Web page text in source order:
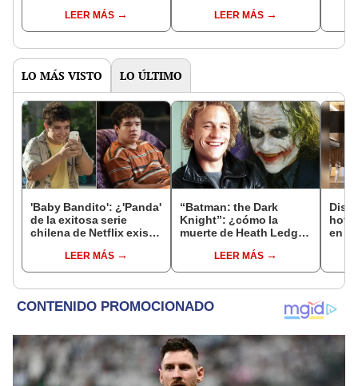
encuentran la manera
de decepcionarte”
LEER MÁS
la vida cotidiana de las
personas"
LEER MÁS
LO MÁS VISTO LO ÚLTIMO
'Baby Bandito': ¿'Panda'
de la exitosa serie
chilena de Netflix existe
LEER MÁS
“Batman: the Dark
Knight”: ¿cómo la
muerte de Heath Ledger
Joker?LEER MÁS
en